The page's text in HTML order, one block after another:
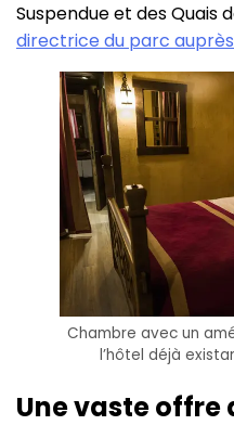
Suspendue et des Quais
directrice du parc auprès
Chambre avec un
l’hôtel déjà
Une vaste